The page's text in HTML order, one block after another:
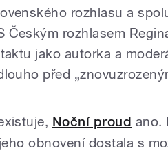
rozhlasu a
Českým rozhlasem
jako autorka a
před
Noční proud ano.
obnovení dostala s